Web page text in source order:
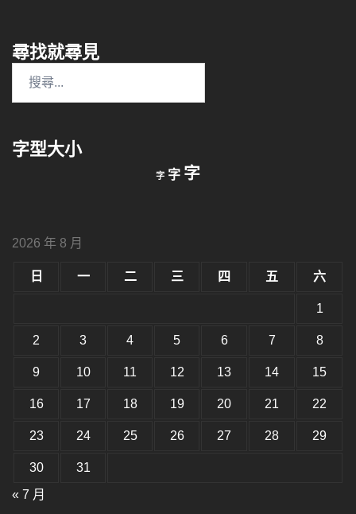
尋找就尋見
字:
字型大小
字 小
字重
小。
字放
2026 年 8 月
日 一 二 三 四 五 六
1
2 3 4 5 6 7 8
9 10 11 12 13 14 15
16 17 18 19 20 21 22
23 24 25 26 27 28 29
30
31
« 7 月